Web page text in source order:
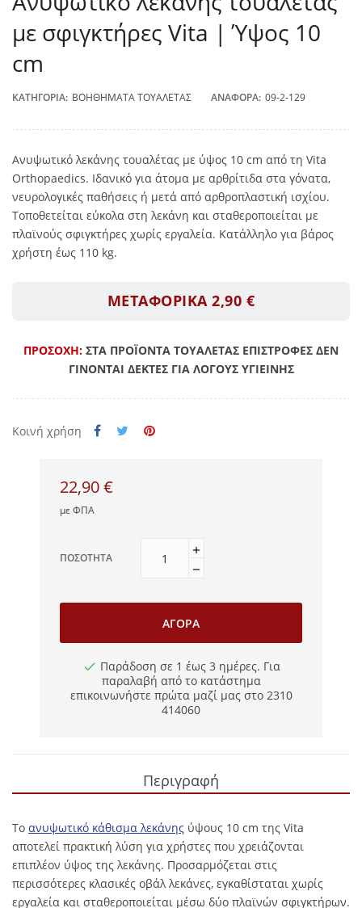
με σφιγκτήρες Vita | Ύψος 10
cm
ΚΑΤΗΓΟΡΊΑ: ΒΟΗΘΉΜΑΤΑ ΤΟΥΑΛΈΤΑΣ ΑΝΑΦΟΡΆ: 09-2-129
Ανυψωτικό λεκάνης τουαλέτας με ύψος 10 cm από τη Vita
Orthopaedics. Ιδανικό για άτομα με αρθρίτιδα στα γόνατα,
νευρολογικές παθήσεις ή μετά από αρθροπλαστική ισχίου.
Τοποθετείται εύκολα στη λεκάνη και σταθεροποιείται με
πλαϊνούς σφιγκτήρες χωρίς εργαλεία. Κατάλληλο για βάρος
χρήστη έως 110 kg.
ΜΕΤΑΦΟΡΙΚΑ 2,90 €
ΠΡΟΣΟΧΗ: ΣΤΑ ΠΡΟΪΟΝΤΑ ΤΟΥΑΛΕΤΑΣ ΕΠΙΣΤΡΟΦΕΣ ΔΕΝ
ΓΙΝΟΝΤΑΙ ΔΕΚΤΕΣ ΓΙΑ ΛΟΓΟΥΣ ΥΓΙΕΙΝΗΣ
Κοινή χρήση
22,90 €
με ΦΠΑ
ΠΟΣΌΤΗΤΑ
ΑΓΟΡΆ
Παράδοση σε 1 έως 3 ημέρες. Για
παραλαβή από το κατάστημα
επικοινωνήστε πρώτα μαζί μας στο 2310
414060
Περιγραφή
Το ανυψωτικό κάθισμα λεκάνης ύψους 10 cm της Vita
αποτελεί πρακτική λύση για χρήστες που χρειάζονται
επιπλέον ύψος της λεκάνης. Προσαρμόζεται στις
περισσότερες κλασικές οβάλ λεκάνες, εγκαθίσταται χωρίς
εργαλεία και σταθεροποιείται μέσω δύο πλαϊνών σφιγκτήρων.